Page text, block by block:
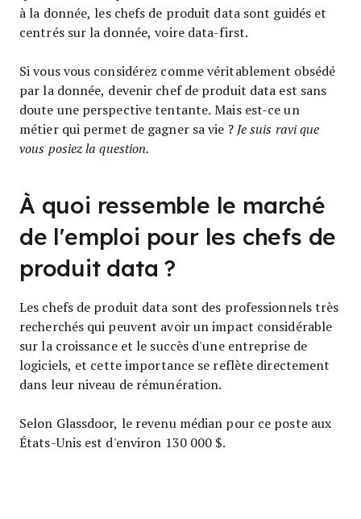
à la donnée, les chefs de produit data sont guidés et
centrés sur la donnée, voire data-first.
Si vous vous considérez comme véritablement obsédé
par la donnée, devenir chef de produit data est sans
doute une perspective tentante. Mais est-ce un
métier qui permet de gagner sa vie ? Je suis ravi que
vous posiez la question.
À quoi ressemble le marché
de l'emploi pour les chefs de
produit data ?
Les chefs de produit data sont des professionnels très
recherchés qui peuvent avoir un impact considérable
sur la croissance et le succès d'une entreprise de
logiciels, et cette importance se reflète directement
dans leur niveau de rémunération.
Selon Glassdoor, le revenu médian pour ce poste aux
États-Unis est d'environ 130 000 $.